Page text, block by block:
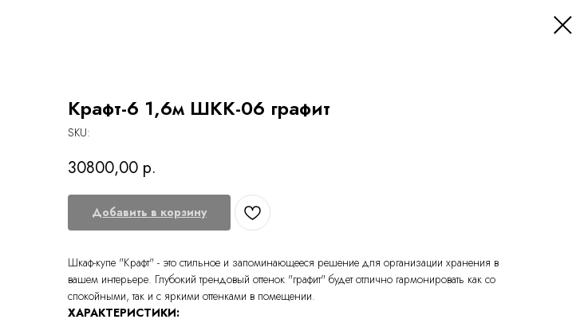
Крафт-6 1,6м ШКК-06 графит
SKU:
30800,00 р.
Добавить в корзину
Шкаф-купе "Крафт" - это стильное и запоминающееся решение для организации хранения в
вашем интерьере. Глубокий трендовый оттенок "графит" будет отлично гармонировать как со
спокойными, так и с яркими оттенками в помещении.
ХАРАКТЕРИСТИКИ: